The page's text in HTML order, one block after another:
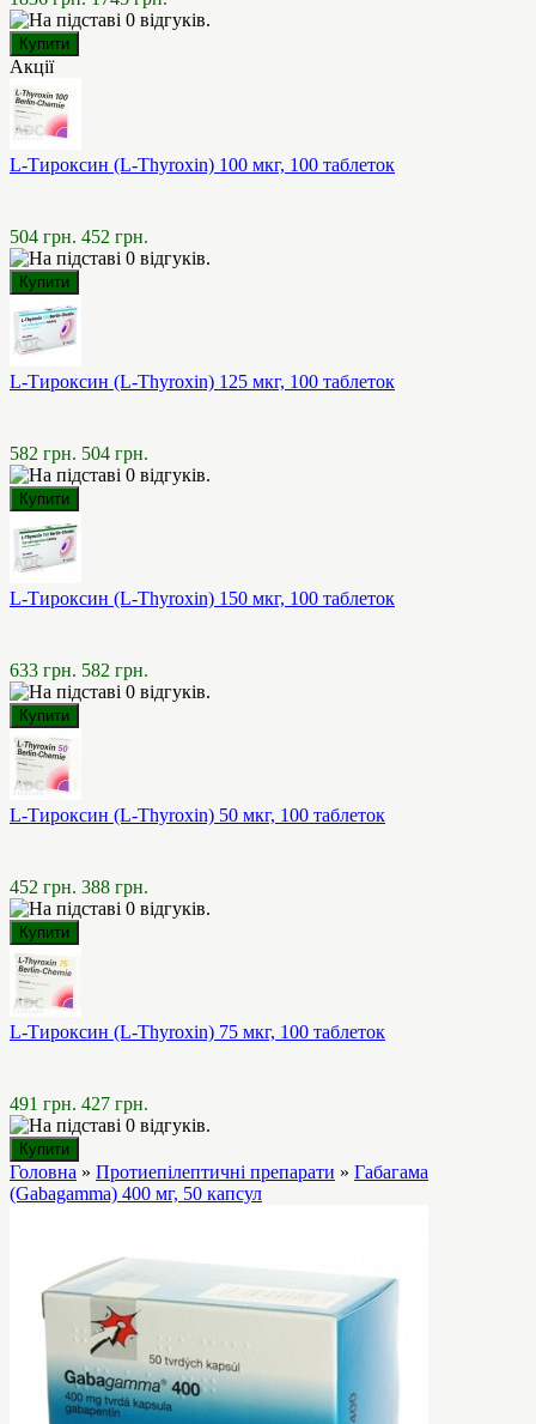
Акції
L-Тироксин (L-Thyroxin) 100 мкг, 100 таблеток
504 грн. 452 грн.
L-Тироксин (L-Thyroxin) 125 мкг, 100 таблеток
582 грн. 504 грн.
L-Тироксин (L-Thyroxin) 150 мкг, 100 таблеток
633 грн. 582 грн.
L-Тироксин (L-Thyroxin) 50 мкг, 100 таблеток
452 грн. 388 грн.
L-Тироксин (L-Thyroxin) 75 мкг, 100 таблеток
491 грн. 427 грн.
Головна » Протиепілептичні препарати » Габагама
(Gabagamma) 400 мг, 50 капсул